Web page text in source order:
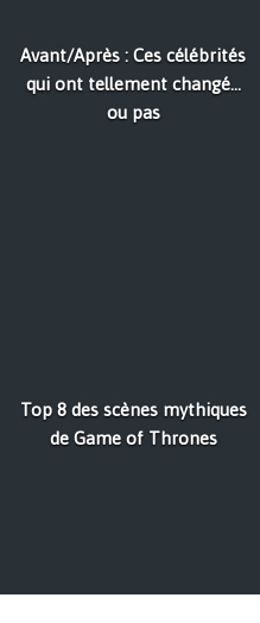
Avant/Après : Ces célébrités
qui ont tellement changé...
ou pas
Top 8 des scènes mythiques
de Game of Thrones